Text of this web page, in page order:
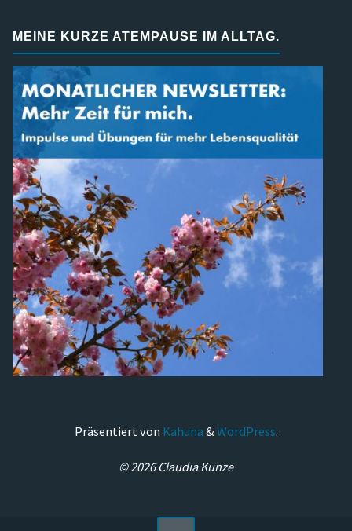
MEINE KURZE ATEMPAUSE IM ALLTAG.
Präsentiert von Kahuna & WordPress.
© 2026 Claudia Kunze